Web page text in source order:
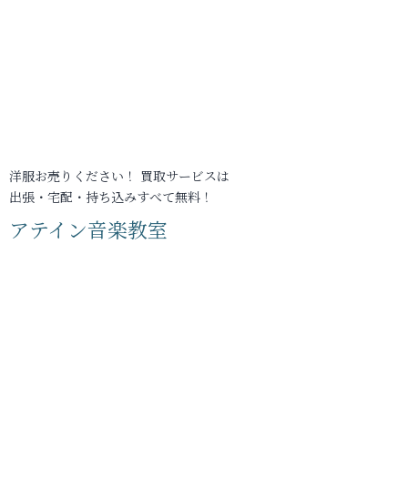
洋服お売りください！ 買取サービスは
出張・宅配・持ち込みすべて無料！
アテイン音楽教室